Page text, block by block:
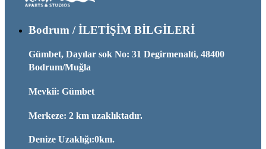
Bodrum / İLETİŞİM BİLGİLERİ
Gümbet, Dayılar sok No: 31 Degirmenalti, 48400
Bodrum/Muğla
Mevkii: Gümbet
Merkeze: 2 km uzaklıktadır.
Denize Uzaklığı:0km.